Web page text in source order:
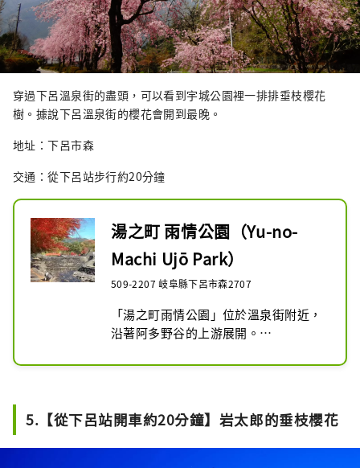
穿過下呂溫泉街的盡頭，可以看到宇城公園裡一排排垂枝櫻花
樹。據說下呂溫泉街的櫻花會開到最晚。
地址：下呂市森
交通：從下呂站步行約20分鐘
湯之町 雨情公園（Yu-no-
Machi Ujō Park）
509-2207 岐阜縣下呂市森2707
「湯之町雨情公園」位於溫泉街附近，
沿著阿多野谷的上游展開。
山中清澈的溪流。
公園名稱取自昭和初期歌謠詩人野口雨
情造訪下呂時所創作的《下呂小調》。
5.【從下呂站開車約20分鐘】岩太郎的垂枝櫻花